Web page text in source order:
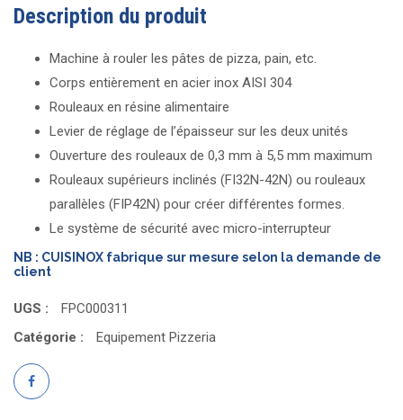
Description du produit
Machine à rouler les pâtes de pizza, pain, etc.
Corps entièrement en acier inox AISI 304
Rouleaux en résine alimentaire
Levier de réglage de l’épaisseur sur les deux unités
Ouverture des rouleaux de 0,3 mm à 5,5 mm maximum
Rouleaux supérieurs inclinés (FI32N-42N) ou rouleaux
parallèles (FIP42N) pour créer différentes formes.
Le système de sécurité avec micro-interrupteur
NB : CUISINOX fabrique sur mesure selon la demande de
client
UGS :
FPC000311
Catégorie :
Equipement Pizzeria